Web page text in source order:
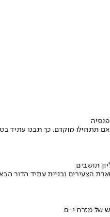
תתחילו מוקדם. כך תבנו עתיד
הצעירים ובניית עתיד הדור
של מזרח י-ם